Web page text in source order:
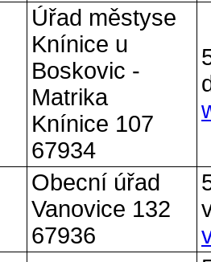
Úřad městyse
Knínice u
Boskovic -
Matrika
Knínice 107
67934
Obecní úřad
Vanovice 132
67936